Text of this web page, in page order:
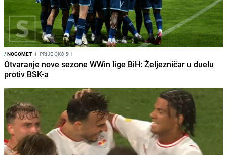
/NOGOMET I PRIJE OKO 5H
Otvaranje nove sezone WWin lige BiH: Željezničar u duelu
protiv BSK-a